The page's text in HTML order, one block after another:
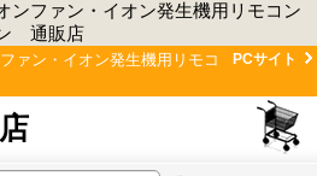
ンファン・イオン発生機用リモコン
ン 通販店
ァン・イオン発生機用リモコ
PCサイト